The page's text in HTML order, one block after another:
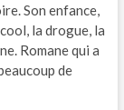
Son enfance,
la drogue, la
Romane qui a
de